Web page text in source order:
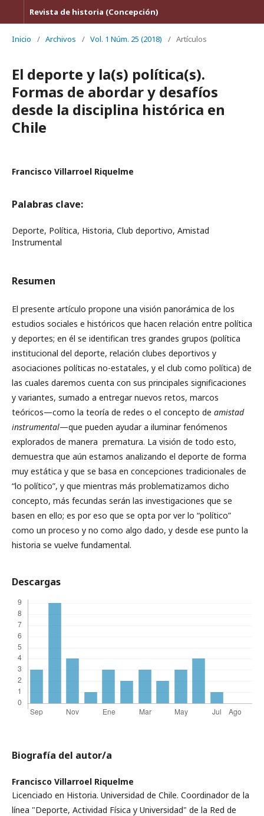
Revista de historia (Concepción)
Inicio / Archivos / Vol. 1 Núm. 25 (2018) / Artículos
El deporte y la(s) política(s).
Formas de abordar y desafíos
desde la disciplina histórica en
Chile
Francisco Villarroel Riquelme
Palabras clave:
Deporte, Política, Historia, Club deportivo, Amistad
Instrumental
Resumen
El presente artículo propone una visión panorámica de los
estudios sociales e históricos que hacen relación entre política
y deportes; en él se identifican tres grandes grupos (política
institucional del deporte, relación clubes deportivos y
asociaciones políticas no-estatales, y el club como política) de
las cuales daremos cuenta con sus principales significaciones
y variantes, sumado a entregar nuevos retos, marcos
teóricos—como la teoría de redes o el concepto de amistad
instrumental—que pueden ayudar a iluminar fenómenos
explorados de manera prematura. La visión de todo esto,
demuestra que aún estamos analizando el deporte de forma
muy estática y que se basa en concepciones tradicionales de
“lo político”, y que mientras más problematizamos dicho
concepto, más fecundas serán las investigaciones que se
basen en ello; es por eso que se opta por ver lo “político”
como un proceso y no como algo dado, y desde ese punto la
historia se vuelve fundamental.
Descargas
Biografía del autor/a
Francisco Villarroel Riquelme
Licenciado en Historia. Universidad de Chile. Coordinador de la
línea "Deporte, Actividad Física y Universidad" de la Red de